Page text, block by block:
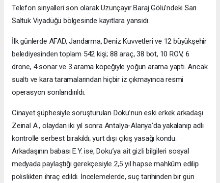
Telefon sinyalleri son olarak Uzunçayır Baraj Gölü’ndeki Sarı
Saltuk Viyadüğü bölgesinde kayıtlara yansıdı.
İlk günlerde AFAD, Jandarma, Deniz Kuvvetleri ve 12 büyükşehir
belediyesinden toplam 542 kişi; 88 araç, 38 bot, 10 ROV, 6
drone, 4 sonar ve 3 arama köpeğiyle yoğun arama yaptı. Ancak
sualtı ve kara taramalarından hiçbir iz çıkmayınca resmi
operasyon sonlandırıldı.
Cinayet şüphesiyle soruşturulan Doku’nun eski erkek arkadaşı
Zeinal A., olaydan iki yıl sonra Antalya-Alanya’da yakalanıp adli
kontrolle serbest bırakıldı; yurt dışı çıkış yasağı kondu.
Arkadaşının babası E.Y. ise, Doku’ya ait gizli bilgileri sosyal
medyada paylaştığı gerekçesiyle 2,5 yıl hapse mahkûm edilip
polislikten ihraç edildi. İncelemelerde, suç tarihinden bir gün